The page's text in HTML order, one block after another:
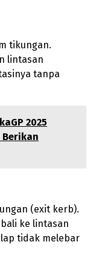
tikungan.
lintasan
tanpa
2025
Berikan
(exit kerb).
ke lintasan
tidak melebar